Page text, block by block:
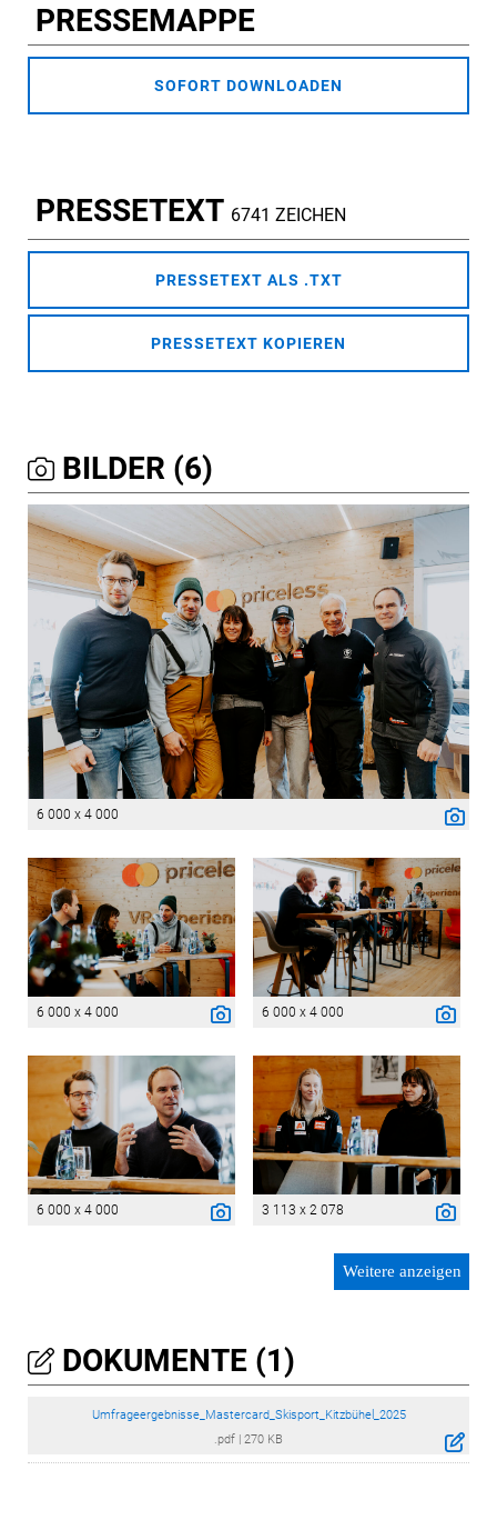
PRESSEMAPPE
SOFORT DOWNLOADEN
PRESSETEXT 6741 ZEICHEN
PRESSETEXT ALS .TXT
PRESSETEXT KOPIEREN
BILDER (6)
6 000 x 4 000
6 000 x 4 000 6 000 x 4 000
6 000 x 4 000 3 113 x 2 078
Weitere anzeigen
DOKUMENTE (1)
Umfrageergebnisse_Mastercard_Skisport_Kitzbühel_2025
.pdf | 270 KB